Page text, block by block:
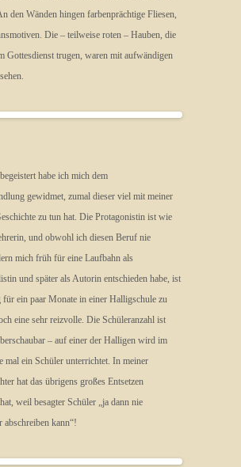
den Wänden hingen farbenprächtige Fliesen,
Die – teilweise roten – Hauben, die
Gottesdienst trugen, waren mit aufwändigen
habe ich mich dem
gewidmet, zumal dieser viel mit meiner
zu tun hat. Die Protagonistin ist wie
und obwohl ich diesen Beruf nie
mich früh für eine Laufbahn als
und später als Autorin entschieden habe, ist
für ein paar Monate in einer Halligschule zu
eine sehr reizvolle. Die Schüleranzahl ist
– auf einer der Halligen wird im
mal ein Schüler unterrichtet. In meiner
hat das übrigens großes Entsetzen
weil besagter Schüler „ja dann nie
abschreiben kann“!